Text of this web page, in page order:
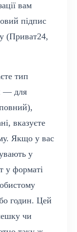
вам
підпис
(Приват24,
тип
— для
вказуєте
Якщо у вас
у
у форматі
годин. Цей
чи